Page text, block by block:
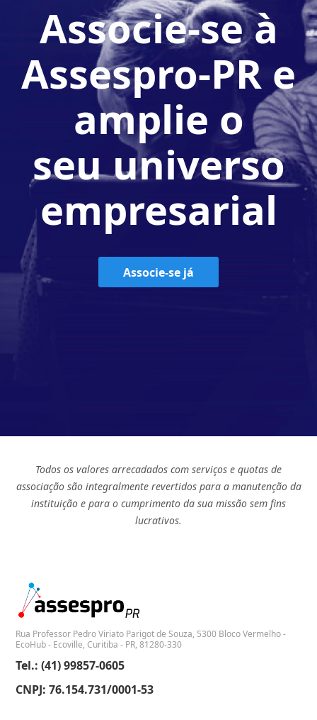
Associe-se à
Assespro-PR e
amplie o
seu universo
empresarial
Associe-se já
Todos os valores arrecadados com serviços e quotas de
associação são integralmente revertidos para a manutenção da
instituição e para o cumprimento da sua missão sem fins
lucrativos.
Rua Professor Pedro Viriato Parigot de Souza, 5300 Bloco Vermelho -
EcoHub - Ecoville, Curitiba - PR, 81280-330
Tel.: (41) 99857-0605
CNPJ: 76.154.731/0001-53